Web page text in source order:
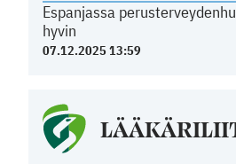
Espanjassa
hyvin
07.12.2025 13:59